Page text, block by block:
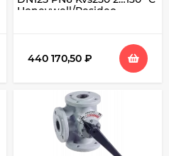
Honeywell/Resideo
440 170,50 ₽